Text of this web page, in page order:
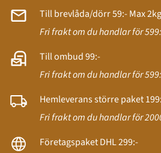
Till brevlåda/dörr 59:- Max 2kg
Fri frakt om du handlar för
Till ombud 99:-
Fri frakt om du handlar för
Hemleverans större paket
Fri frakt om du handlar för
Företagspaket DHL 299:-